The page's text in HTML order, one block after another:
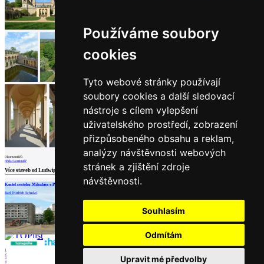
Používáme soubory
cookies
Tyto webové stránky používají
soubory cookies a další sledovací
nástroje s cílem vylepšení
uživatelského prostředí, zobrazení
přizpůsobeného obsahu a reklam,
analýzy návštěvnosti webových
stránek a zjištění zdroje
návštěvnosti.
Souhlasím
Odmítám
Upravit mé předvolby
0komentářů
přidat komentář
Více staveb odLudwig Hesse Peter Joseph Lenné ,Ludwig Persius,Friedrich Stüler
Kostel svatého Mikuláše v Postupimi
Karl Friedrich Schinkel
1
2
3
4
architektů
Katalog
dodavatelů
Vložit
inzerát
do
burzy
práce
Newsletter
Přihlaste se k odběru našeho pravidelného
týdenního newsletteru:
Fill in „nospam“
© Archiweb, s.r.o. 1997-2026
ISSN: 1801-3902